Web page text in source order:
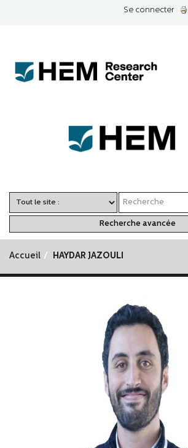
Se connecter
Recherche avancée
Accueil HAYDAR JAZOULI